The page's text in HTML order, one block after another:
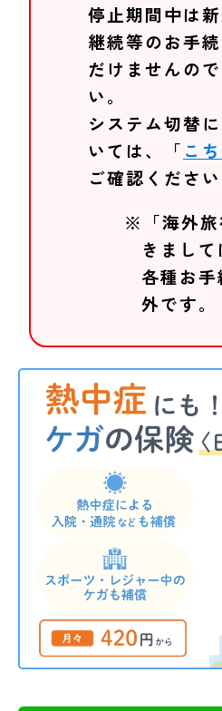
停止期間中は
継続等のお手
だけませんの
い。
システム切替
いては、「 こ
ご確認ください
※「海外旅
きまし
各種お手
外です。